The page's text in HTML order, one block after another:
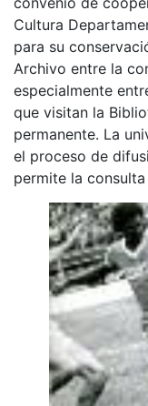
Cultura
para su
Archivo entre la
especialmente
que visitan la
permanente. La
el proceso de
permite la